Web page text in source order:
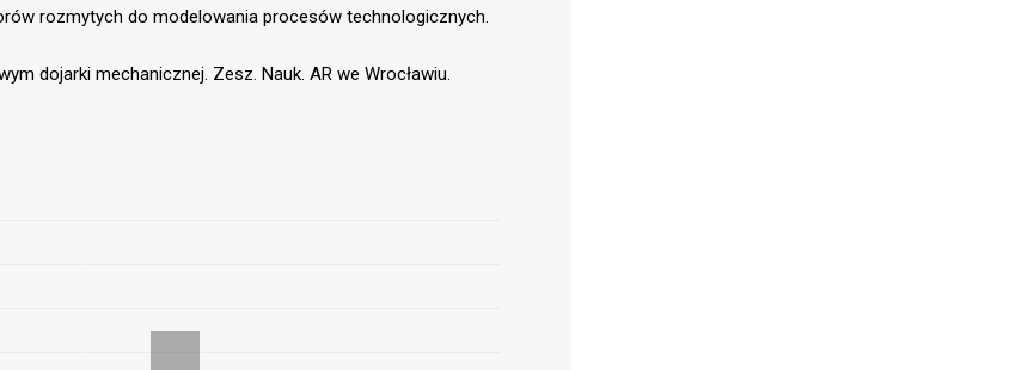
rozmytych do modelowania procesów technologicznych.
dojarki mechanicznej. Zesz. Nauk. AR we Wrocławiu.